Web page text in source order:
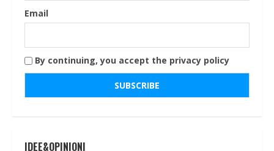
Email
By continuing, you accept the privacy policy
IDEE&OPINIONI